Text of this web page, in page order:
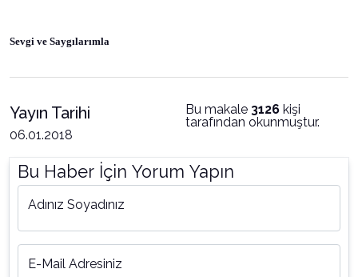
Sevgi ve Saygılarımla
Yayın Tarihi
06.01.2018
Bu makale 3126 kişi
tarafından okunmuştur.
Bu Haber İçin Yorum Yapın
Adınız Soyadınız
E-Mail Adresiniz